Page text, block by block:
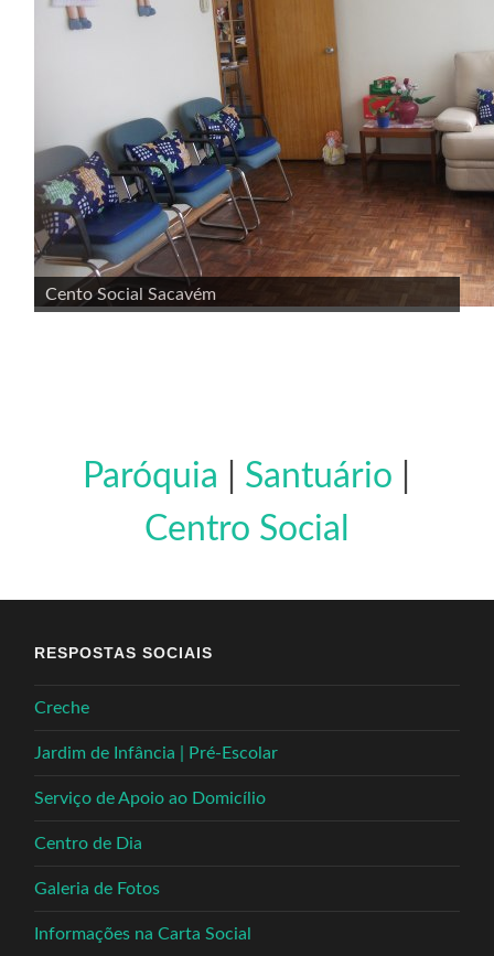
Cento Social Sacavém
Paróquia Santuário
Centro Social
RESPOSTAS SOCIAIS
Creche
Jardim de Infância | Pré-Escolar
Serviço de Apoio ao Domicílio
Centro de Dia
Galeria de Fotos
Informações na Carta Social